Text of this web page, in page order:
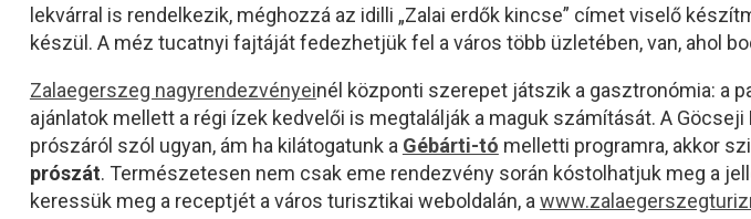
lekvárral is rendelkezik, méghozzá az idilli „Zalai erdők kincse” címet viselő
készül. A méz tucatnyi fajtáját fedezhetjük fel a város több üzletében, van, ahol
Zalaegerszeg nagyrendezvényeinél központi szerepet játszik a gasztronómia: a
ajánlatok mellett a régi ízek kedvelői is megtalálják a maguk számítását. A
prószáról szól ugyan, ám ha kilátogatunk a Gébárti-tó melletti programra, akkor
prószát. Természetesen nem csak eme rendezvény során kóstolhatjuk meg a
keressük meg a receptjét a város turisztikai weboldalán, a